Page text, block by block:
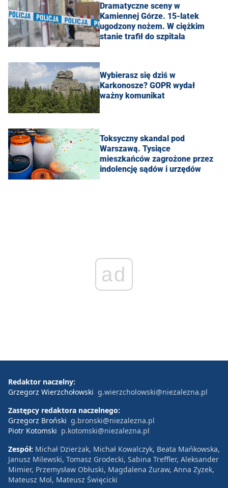
Dramatyczne sceny w
Kamiennej Górze. 15-latek
ugodzony nożem. W ciężkim
stanie trafił do szpitala
Wybierasz się dziś w
Karkonosze? GOPR wydał
ważny komunikat
Toksyczny skandal pod
Warszawą. Tysiące
mieszkańców zagrożone przez
indolencję sądów i urzędów
ad
Redaktor naczelny:
Grzegorz Wierzchołowski g.wierzcholowski@niezalezna.pl
Zastępcy redaktora naczelnego:
Grzegorz Broński g.bronski@niezalezna.pl
Piotr Kotomski p.kotomski@niezalezna.pl
Zespół: Michał Dzierżak, Michał Kowalczyk, Beata Mańkowska,
Janusz Milewski, Tomasz Grodecki, Sabina Treffler, Aleksander
Mimier, Przemysław Obłuski, Magdalena Żuraw, Anna Zyzek,
Mateusz Mol, Mateusz Święcicki